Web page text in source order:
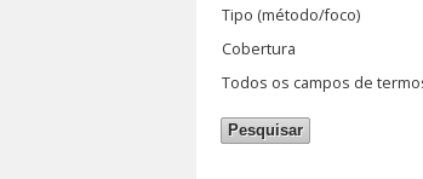
Tipo (método/foco)
Cobertura
Todos os campos de